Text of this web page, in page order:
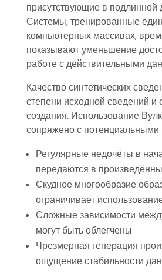
присутствующие в подлинной
Системы, тренированные
компьютерных массивах,
показывают уменьшение
работе с действительными
Качество синтетических
степени исходной сведений и
создания. Использование
сопряжено с потенциальными
Регулярные недочёты в
передаются в
Скудное многообразие
ограничивает
Сложные зависимости
могут быть облегчены
Чрезмерная генерация
ощущение стабильности